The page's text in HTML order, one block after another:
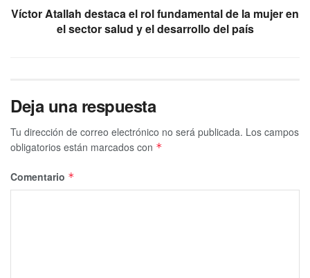
Víctor Atallah destaca el rol fundamental de la mujer en
el sector salud y el desarrollo del país
Deja una respuesta
Tu dirección de correo electrónico no será publicada. Los campos
obligatorios están marcados con *
Comentario *